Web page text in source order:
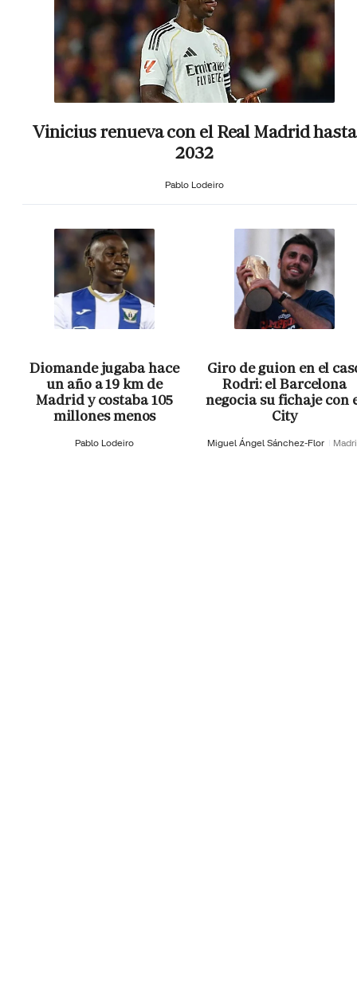
Vinicius renueva con el Real Madrid hasta
2032
Pablo Lodeiro
Diomande jugaba hace
un año a 19 km de
Madrid y costaba 105
millones menos
Pablo Lodeiro
Giro de guion en el
Rodri: el Barcelona
negocia su fichaje con
City
Miguel Ángel Sánchez-Flor